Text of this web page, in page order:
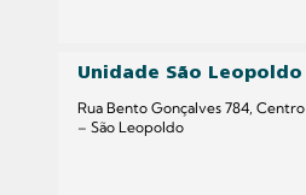
Unidade São Leopoldo
Rua Bento Gonçalves 784, Centro
– São Leopoldo